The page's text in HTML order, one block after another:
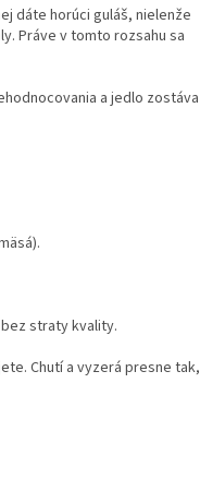
dáte horúci guláš, nielenže
Práve v tomto rozsahu sa
a jedlo zostáva
straty kvality.
Chutí a vyzerá presne tak,